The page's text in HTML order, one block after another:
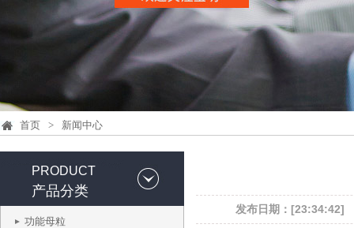
首页 > 新闻中心
PRODUCT
产品分类
功能母粒
发布日期：[23:34:42]